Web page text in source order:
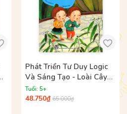
Phát Triển Tư Duy Logic
Và Sáng Tạo - Loài Cây
Biết Nhảy Múa
Tuổi: 5+
48.750₫ 65.000₫